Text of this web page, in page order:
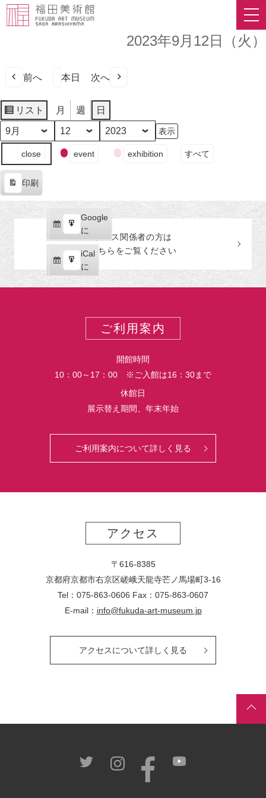
2023年9月12日（火）
前へ 本日 次へ
リスト
表
示
月 週 日
月
日
年
ン
の
カ
テ
ゴ
close event exhibition すべて
印刷
示
Google
で
購
読
iCal
で
購
読
Google
に
エ
ク
ス
ポ
iCal
に
エ
ク
プレス関係者の方は
こちらをご覧ください
ご利用案内
開館時間
10：00～17：00 ※ご入館は16：30まで
休館日
展示替え期間、年末年始
ご利用案内について詳しく見る
アクセス
〒616-8385
京都府京都市右京区嵯峨天龍寺芒ノ馬場町3-16
Tel：075-863-0606 Fax：075-863-0607
E-mail： info@fukuda-art-museum.jp
アクセスについて詳しく見る